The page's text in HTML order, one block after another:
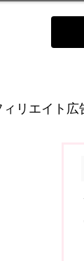
リエイト広